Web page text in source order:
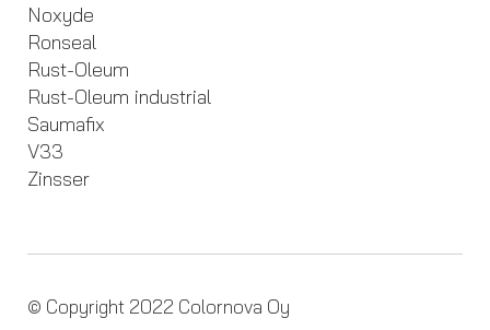
Noxyde
Ronseal
Rust-Oleum
Rust-Oleum industrial
Saumafix
V33
Zinsser
© Copyright 2022 Colornova Oy